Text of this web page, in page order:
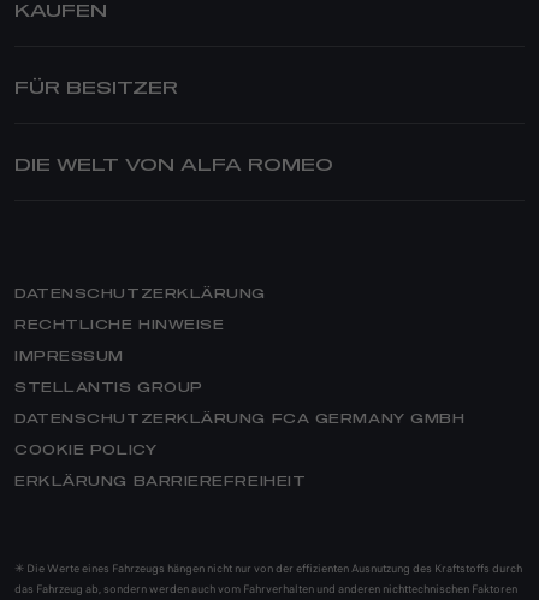
JUNIOR ELETTRICA
TONALE PLUG-IN-HYBRID Q4
STELVIO QUADRIFOGLIO
KAUFEN
ANGEBOTE
GESCHÄFTSKUNDEN
FÜR BESITZER
SERVICE NACH DEM KAUF
HILFE
GARANTIE- & SERVICEVERTRÄGE
E-SERVICE
ASSISTANCE
SERVICE BUCHEN
DIE WELT VON ALFA ROMEO
NEWS
QUADRIFOGLIO
CLUB
MERCHANDISING
ELEKTROTECHNOLOGIE
HERITAGE
MEHR AUS DER ALFA ROMEO WELT
DATENSCHUTZERKLÄRUNG
RECHTLICHE HINWEISE
IMPRESSUM
STELLANTIS GROUP
DATENSCHUTZERKLÄRUNG FCA GERMANY GMBH
COOKIE POLICY
ERKLÄRUNG BARRIEREFREIHEIT
✳ Die Werte eines Fahrzeugs hängen nicht nur von der effizienten Ausnutzung des Kraftstoffs durch
das Fahrzeug ab, sondern werden auch vom Fahrverhalten und anderen nichttechnischen Faktoren